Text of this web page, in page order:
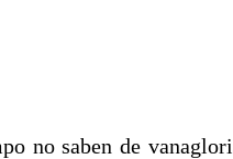
no saben de